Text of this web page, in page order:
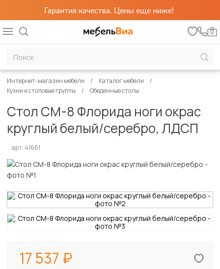
Гарантия качества. Цены еще ниже!
0
Интернет-магазин мебели
Каталог мебели
Кухни и столовые группы
Обеденные столы
Стол СМ-8 Флорида ноги окрас
круглый белый/серебро, ЛДСП
арт. 41661
17 537